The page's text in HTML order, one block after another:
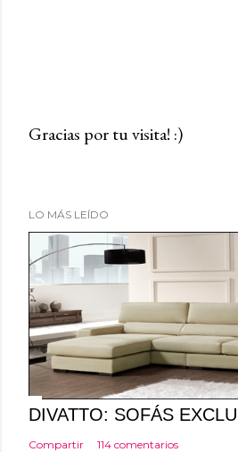
l
c
a
r
u
n
c
o
m
Gracias por tu visita! :)
LO MÁS LEÍDO
DIVATTO: SOFÁS
Compartir 114 comentarios